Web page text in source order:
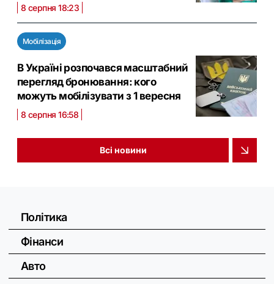
8 серпня 18:23
Мобілізація
В Україні розпочався масштабний
перегляд бронювання: кого
можуть мобілізувати з 1 вересня
8 серпня 16:58
Всі новини
Політика
Фінанси
Авто